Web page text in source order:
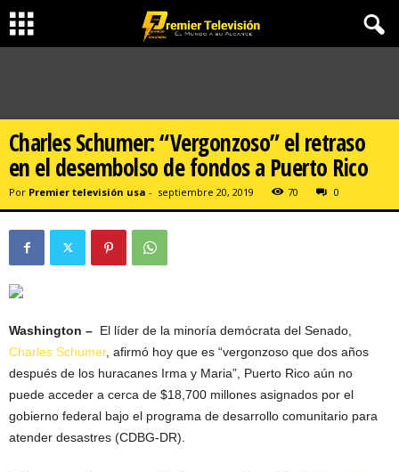
Charles Schumer: “Vergonzoso” el retraso
en el desembolso de fondos a Puerto Rico
Por Premier televisión usa - septiembre 20, 2019 70 0
Washington – El líder de la minoría demócrata del Senado,
Charles Schumer, afirmó hoy que es “vergonzoso que dos años
después de los huracanes Irma y Maria”, Puerto Rico aún no
puede acceder a cerca de $18,700 millones asignados por el
gobierno federal bajo el programa de desarrollo comunitario para
atender desastres (CDBG-DR).